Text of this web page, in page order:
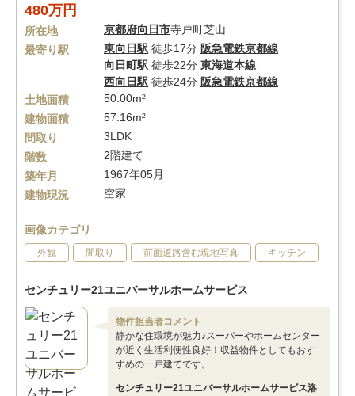
480万円
所在地 京都府向日市寺戸町芝山
最寄り駅
東向日駅 徒歩17分 阪急電鉄京都線
向日町駅 徒歩22分 東海道本線
西向日駅 徒歩24分 阪急電鉄京都線
土地面積
50.00m²
建物面積
57.16m²
間取り
3LDK
階数
2階建て
築年月
1967年05月
建物現況
空家
画像カテゴリ
外観 間取り 前面道路含む現地写真 キッチン
センチュリー21ユニバーサルホームサービス
物件担当者コメント
静かな住環境が魅力♪スーパーやホームセンター
が近く生活利便性良好！収益物件としてもおす
すめの一戸建てです。
センチュリー21ユニバーサルホームサービス洛